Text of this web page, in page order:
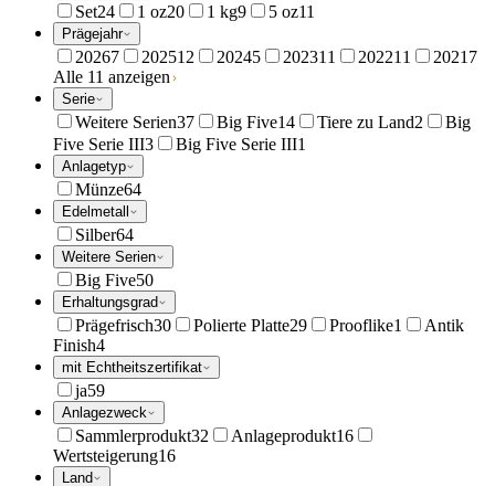
Set24 1 oz20 1 kg9 5 oz11
Prägejahr
20267 202512 20245 202311 202211 2021 7
Alle 11 anzeigen
Serie
Weitere Serien37 Big Five14 Tiere zu Land2
Big
Five Serie III3 Big Five Serie III1
Anlagetyp
Münze64
Edelmetall
Silber64
Weitere Serien
Big Five50
Erhaltungsgrad
Prägefrisch30 Polierte Platte29 Prooflike1
Antik
Finish4
mit Echtheitszertifikat
ja59
Anlagezweck
Sammlerprodukt32 Anlageprodukt16
Wertsteigerung16
Land